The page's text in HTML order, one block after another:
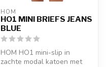
HOM
HO1 MINI BRIEFS JEANS
BLUE
HOM HO1 mini-slip in
zachte modal katoen met